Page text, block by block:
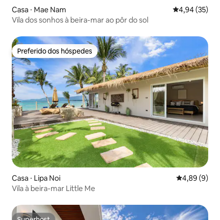
Casa ⋅ Mae Nam 4,94 de uma
4,94 (35)
Vila dos sonhos à beira-mar ao pôr do sol
Preferido dos hóspedes
Preferido dos hóspedes
Casa ⋅ Lipa Noi 4,89 de uma
4,89 (9)
Vila à beira-mar Little Me